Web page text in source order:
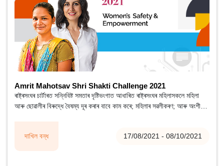
দাখিল বন্ধ 17/08/2021 - 08/10/2021
Amrit Mahotsav Shri Shakti Challenge 2021
ৰাষ্ট্ৰসংঘৰ চাৰ্টাৰত সন্নিবিষ্ট সমতাৰ দৃষ্টিভংগাত আধাৰিত ৰাষ্ট্ৰসংঘৰ মহিলাসকলে মহিলা
আৰু ছোৱালীৰ বিৰুদ্ধে বৈষম্য দূৰ কৰাৰ বাবে কাম কৰে; মহিলাৰ সৱলীকৰণ; আৰু অংশীদাৰ